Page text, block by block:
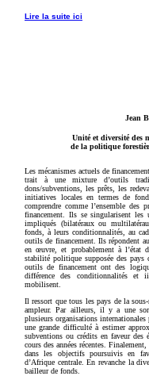
Lire la suite ici
Jean
Unité et diversité des
de la politique
Les mécanismes actuels de
trait à une mixture d’outils
dons/subventions, les prêts, les
initiatives locales en termes de
comprendre comme l’ensemble des
financement. Ils se singularisent les
impliqués (bilatéraux ou
fonds, à leurs conditionnalités, au
outils de financement. Ils répondent
en œuvre, et probablement à l’état
stabilité politique supposée des pays
outils de financement ont des
différence des conditionnalités
mobilisent.
Il ressort que tous les pays de la
ampleur. Par ailleurs, il y a une
plusieurs organisations
une grande difficulté à estimer
subventions ou crédits en faveur des
cours des années récentes.
dans les objectifs poursuivis en
d’Afrique centrale. En revanche la
bailleur de fonds.